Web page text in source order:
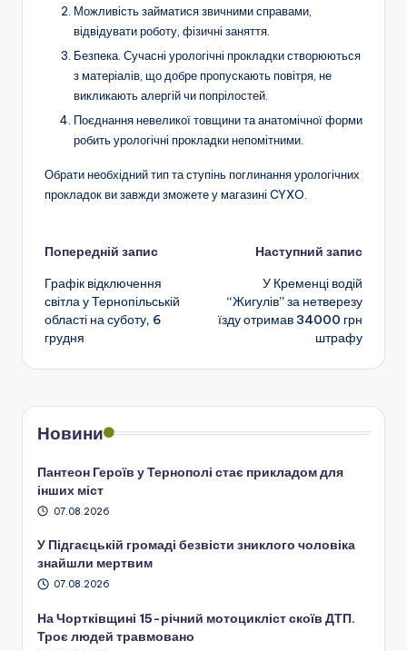
Можливість займатися звичними справами,
відвідувати роботу, фізичні заняття.
Безпека. Сучасні урологічні прокладки створюються
з матеріалів, що добре пропускають повітря, не
викликають алергій чи попрілостей.
Поєднання невеликої товщини та анатомічної форми
робить урологічні прокладки непомітними.
Обрати необхідний тип та ступінь поглинання урологічних
прокладок ви завжди зможете у магазині CYXO.
Навігація
по
запису
Попередній запис
Графік відключення
світла у Тернопільській
області на суботу, 6
грудня
Наступний запис
У Кременці водій
“Жигулів” за нетверезу
їзду отримав 34000 грн
штрафу
Новини
Пантеон Героїв у Тернополі стає прикладом для
інших міст
07.08.2026
У Підгаєцькій громаді безвісти зниклого чоловіка
знайшли мертвим
07.08.2026
На Чортківщині 15-річний мотоцикліст скоїв ДТП.
Троє людей травмовано